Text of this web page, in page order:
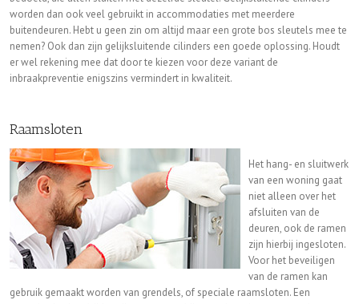
worden dan ook veel gebruikt in accommodaties met meerdere
buitendeuren. Hebt u geen zin om altijd maar een grote bos sleutels mee te
nemen? Ook dan zijn gelijksluitende cilinders een goede oplossing. Houdt
er wel rekening mee dat door te kiezen voor deze variant de
inbraakpreventie enigszins vermindert in kwaliteit.
Raamsloten
Het hang- en sluitwerk
van een woning gaat
niet alleen over het
afsluiten van de
deuren, ook de ramen
zijn hierbij ingesloten.
Voor het beveiligen
van de ramen kan
gebruik gemaakt worden van grendels, of speciale raamsloten. Een